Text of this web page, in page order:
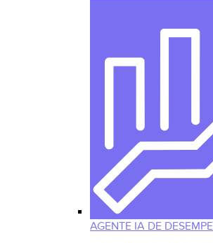
AGENTE IA DE